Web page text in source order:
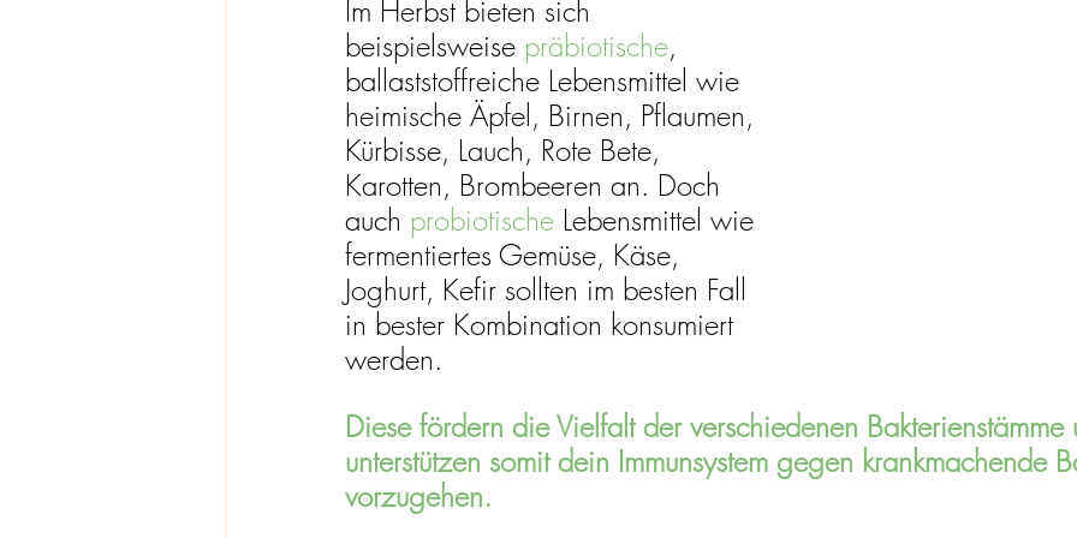
Im Herbst bieten sich
beispielsweise präbiotische,
ballaststoffreiche Lebensmittel wie
heimische Äpfel, Birnen, Pflaumen,
Kürbisse, Lauch, Rote Bete,
Karotten, Brombeeren an. Doch
auch probiotische Lebensmittel wie
fermentiertes Gemüse, Käse,
Joghurt, Kefir sollten im besten Fall
in bester Kombination konsumiert
werden.
Diese fördern die Vielfalt der verschiedenen Bakterienstämme
unterstützen somit dein Immunsystem gegen krankmachende
vorzugehen.